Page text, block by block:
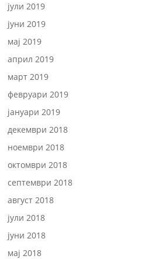
јули 2019
јуни 2019
мај 2019
април 2019
март 2019
февруари 2019
јануари 2019
декември 2018
ноември 2018
октомври 2018
септември 2018
август 2018
јули 2018
јуни 2018
мај 2018